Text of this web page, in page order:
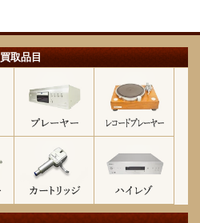
買取品目